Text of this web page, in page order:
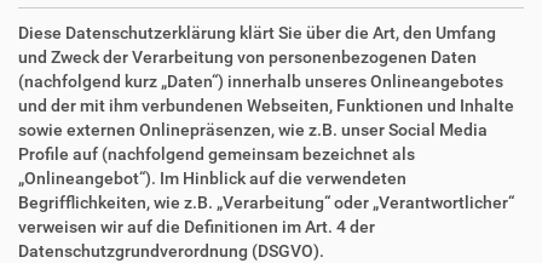
Diese Datenschutzerklärung klärt Sie über die Art, den Umfang
und Zweck der Verarbeitung von personenbezogenen Daten
(nachfolgend kurz „Daten“) innerhalb unseres Onlineangebotes
und der mit ihm verbundenen Webseiten, Funktionen und Inhalte
sowie externen Onlinepräsenzen, wie z.B. unser Social Media
Profile auf (nachfolgend gemeinsam bezeichnet als
„Onlineangebot“). Im Hinblick auf die verwendeten
Begrifflichkeiten, wie z.B. „Verarbeitung“ oder „Verantwortlicher“
verweisen wir auf die Definitionen im Art. 4 der
Datenschutzgrundverordnung (DSGVO).